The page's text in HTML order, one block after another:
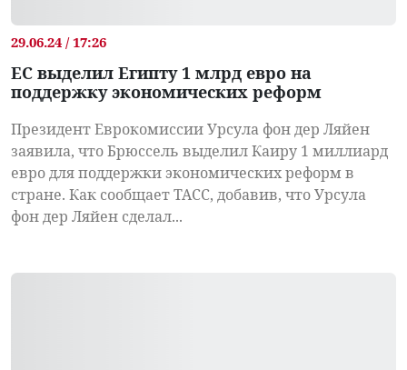
29.06.24 / 17:26
ЕС выделил Египту 1 млрд евро на
поддержку экономических реформ
Президент Еврокомиссии Урсула фон дер Ляйен
заявила, что Брюссель выделил Каиру 1 миллиард
евро для поддержки экономических реформ в
стране. Как сообщает ТАСС, добавив, что Урсула
фон дер Ляйен сделал...